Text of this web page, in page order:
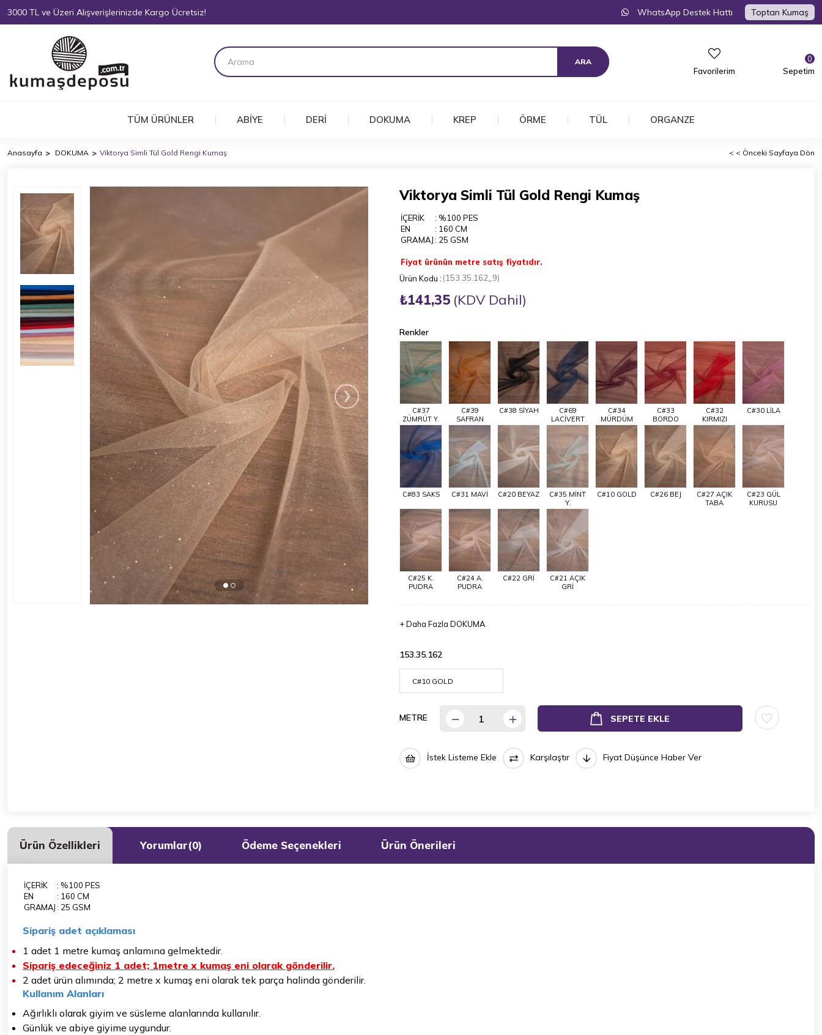
3000 TL ve Üzeri Alışverişlerinizde Kargo Ücretsiz! WhatsApp Destek Hattı Toptan Kumaş
Sepetim
0
Favorilerim
TÜM ÜRÜNLER ABİYE DERİ DOKUMA KREP ÖRME TÜL ORGANZE
Anasayfa DOKUMA Viktorya Simli Tül Gold Rengi Kumaş < < Önceki Sayfaya Dön
›
Viktorya Simli Tül Gold Rengi Kumaş
İÇERİK
: %100 PES
EN
: 160 CM
GRAMAJ: 25 GSM
Fiyat ürünün metre satış fiyatıdır.
(153.35.162_9)
₺141,35 (KDV Dahil)
Renkler
C#37
ZÜMRÜT Y.
C#39
SAFRAN
C#38 SİYAH
C#69
LACİVERT
C#34
MÜRDÜM
C#33
BORDO
C#32
KIRMIZI
C#30 LİLA
C#83 SAKS C#31 MAVİ C#20 BEYAZ
C#35 MİNT
Y.
C#10 GOLD C#26 BEJ
C#27 AÇIK
TABA
C#23 GÜL
KURUSU
C#25 K.
PUDRA
C#24 A.
PUDRA
C#22 GRİ
C#21 AÇIK
GRİ
+Daha Fazla DOKUMA
153.35.162
METRE
İstek Listeme Ekle Karşılaştır Fiyat Düşünce Haber Ver
Ürün Özellikleri Yorumlar(0) Ödeme Seçenekleri Ürün Önerileri
İÇERİK
: %100 PES
EN
: 160 CM
GRAMAJ: 25 GSM
Sipariş adet açıklaması
1 adet 1 metre kumaş anlamına gelmektedir.
Sipariş edeceğiniz 1 adet; 1metre x kumaş eni olarak gönderilir.
2 adet ürün alımında; 2 metre x kumaş eni olarak tek parça halinda gönderilir.
Kullanım Alanları
Ağırlıklı olarak giyim ve süsleme alanlarında kullanılır.
Günlük ve abiye giyime uygundur.